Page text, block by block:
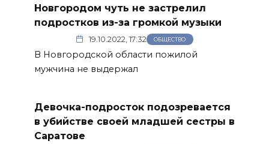
Новгородом чуть не застрелил
подростков из-за громкой музыки
19.10.2022, 17:32 ОБЩЕСТВО
В Новгородской области пожилой
мужчина не выдержал
Девочка-подросток подозревается
в убийстве своей младшей сестры в
Саратове